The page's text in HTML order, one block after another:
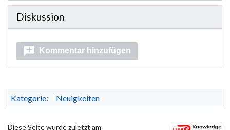
Diskussion
Kommentar hinzufügen
Kategorie: Neuigkeiten
Diese Seite wurde zuletzt am